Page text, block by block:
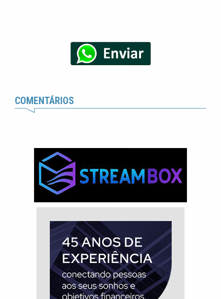
COMENTÁRIOS